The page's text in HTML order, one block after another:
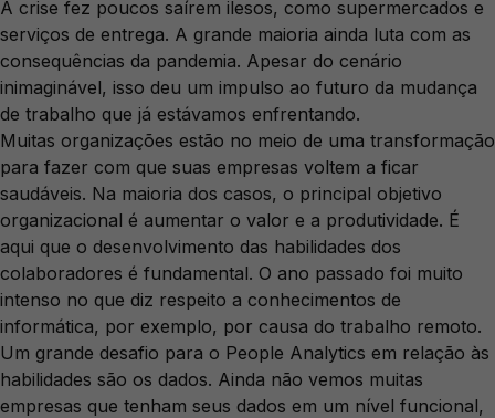
A crise fez poucos saírem ilesos, como supermercados e
serviços de entrega. A grande maioria ainda luta com as
consequências da pandemia. Apesar do cenário
inimaginável, isso deu um impulso ao futuro da mudança
de trabalho que já estávamos enfrentando.
Muitas organizações estão no meio de uma transformação
para fazer com que suas empresas voltem a ficar
saudáveis. Na maioria dos casos, o principal objetivo
organizacional é aumentar o valor e a produtividade. É
aqui que o desenvolvimento das habilidades dos
colaboradores é fundamental. O ano passado foi muito
intenso no que diz respeito a conhecimentos de
informática, por exemplo, por causa do trabalho remoto.
Um grande desafio para o People Analytics em relação às
habilidades são os dados. Ainda não vemos muitas
empresas que tenham seus dados em um nível funcional,